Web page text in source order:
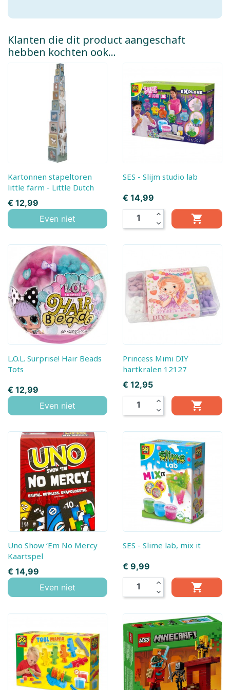
Klanten die dit product aangeschaft
hebben kochten ook...
Kartonnen stapeltoren
little farm - Little Dutch
Prijs
€ 12,99
Even niet
SES - Slijm studio lab
Prijs
€ 14,99
expand_less
expand_more

L.O.L. Surprise! Hair Beads
Tots
Prijs
€ 12,99
Even niet
Princess Mimi DIY
hartkralen 12127
Prijs
€ 12,95
expand_less
expand_more

Uno Show ‘Em No Mercy
Kaartspel
Prijs
€ 14,99
Even niet
SES - Slime lab, mix it
Prijs
€ 9,99
expand_less
expand_more
